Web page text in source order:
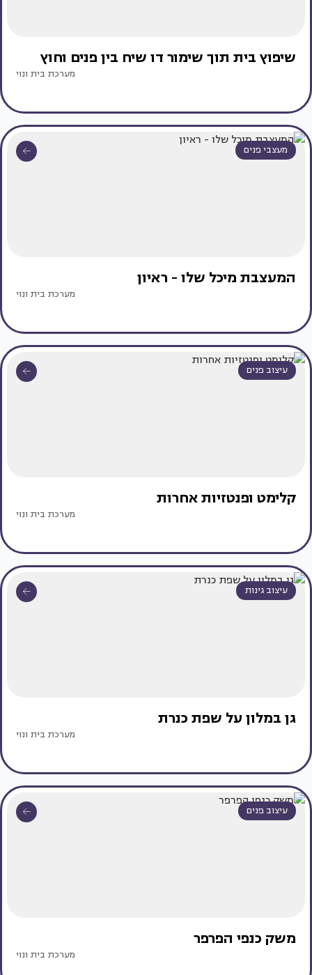
שיפוץ בית תוך שימור דו שיח בין פנים וחוץ
מערכת בית ונוי
מעצבי פנים
המעצבת מיכל שלו - ראיון
מערכת בית ונוי
עיצוב פנים
קלימט ופנטזיות אחרות
מערכת בית ונוי
עיצוב גינות
גן במלון על שפת כנרת
מערכת בית ונוי
עיצוב פנים
משק כנפי הפרפר
מערכת בית ונוי